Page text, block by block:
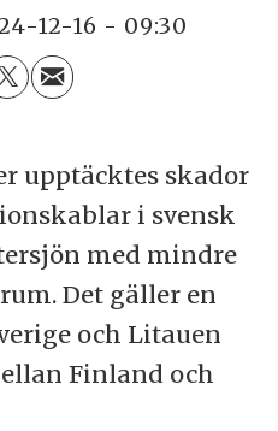
12-16 - 09:30
upptäcktes skador
i svensk
med mindre
Det gäller en
och Litauen
Finland och